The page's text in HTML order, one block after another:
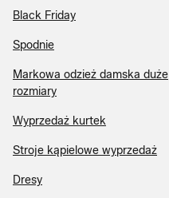
Black Friday
Spodnie
Markowa odzież damska duże
rozmiary
Wyprzedaż kurtek
Stroje kąpielowe wyprzedaż
Dresy